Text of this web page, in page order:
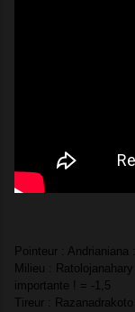
Pointeur : Andrianiana
Milieu :
importante ! = -1,5
Tireur :